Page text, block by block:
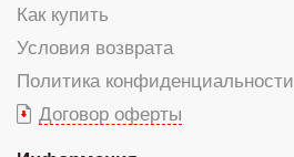
Как купить
Условия возврата
Политика конфиденциальности
Договор оферты